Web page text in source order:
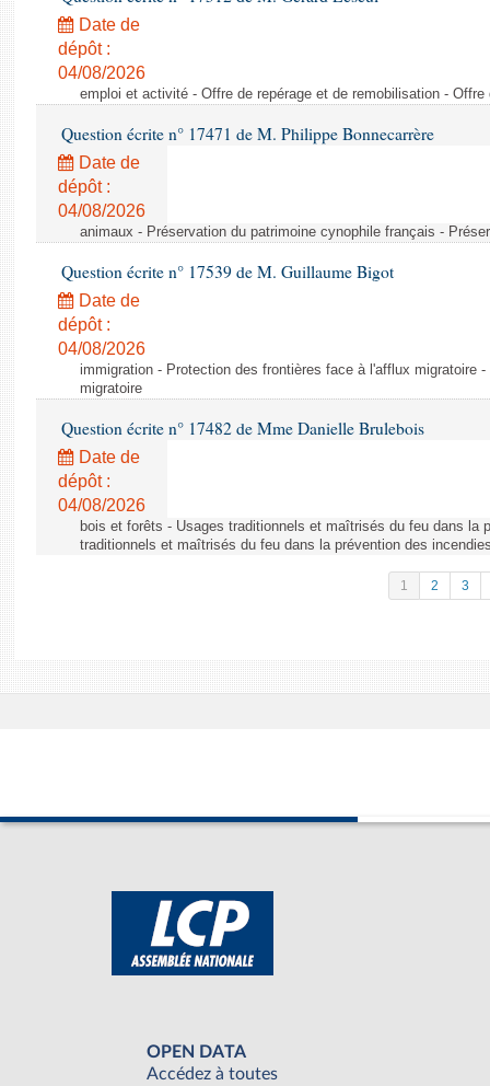
Date de
dépôt :
04/08/2026
emploi et activité - Offre de repérage et de remobilisation -
Question écrite n° 17471 de M. Philippe Bonnecarrère
Date de
dépôt :
04/08/2026
animaux - Préservation du patrimoine cynophile français -
Question écrite n° 17539 de M. Guillaume Bigot
Date de
dépôt :
04/08/2026
immigration - Protection des frontières face à l'afflux migratoire
migratoire
Question écrite n° 17482 de Mme Danielle Brulebois
Date de
dépôt :
04/08/2026
bois et forêts - Usages traditionnels et maîtrisés du feu dans la
traditionnels et maîtrisés du feu dans la prévention des
1 2 3
OPEN DATA
Accédez à toutes